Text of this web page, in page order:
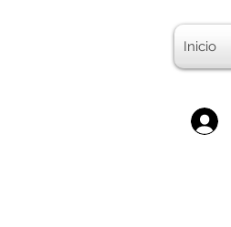
Inicio